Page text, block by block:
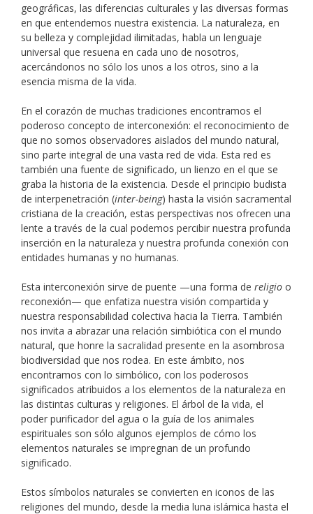
geográficas, las diferencias culturales y las diversas formas
en que entendemos nuestra existencia. La naturaleza, en
su belleza y complejidad ilimitadas, habla un lenguaje
universal que resuena en cada uno de nosotros,
acercándonos no sólo los unos a los otros, sino a la
esencia misma de la vida.
En el corazón de muchas tradiciones encontramos el
poderoso concepto de interconexión: el reconocimiento de
que no somos observadores aislados del mundo natural,
sino parte integral de una vasta red de vida. Esta red es
también una fuente de significado, un lienzo en el que se
graba la historia de la existencia. Desde el principio budista
de interpenetración (inter-being) hasta la visión sacramental
cristiana de la creación, estas perspectivas nos ofrecen una
lente a través de la cual podemos percibir nuestra profunda
inserción en la naturaleza y nuestra profunda conexión con
entidades humanas y no humanas.
Esta interconexión sirve de puente —una forma de religio o
reconexión— que enfatiza nuestra visión compartida y
nuestra responsabilidad colectiva hacia la Tierra. También
nos invita a abrazar una relación simbiótica con el mundo
natural, que honre la sacralidad presente en la asombrosa
biodiversidad que nos rodea. En este ámbito, nos
encontramos con lo simbólico, con los poderosos
significados atribuidos a los elementos de la naturaleza en
las distintas culturas y religiones. El árbol de la vida, el
poder purificador del agua o la guía de los animales
espirituales son sólo algunos ejemplos de cómo los
elementos naturales se impregnan de un profundo
significado.
Estos símbolos naturales se convierten en iconos de las
religiones del mundo, desde la media luna islámica hasta el